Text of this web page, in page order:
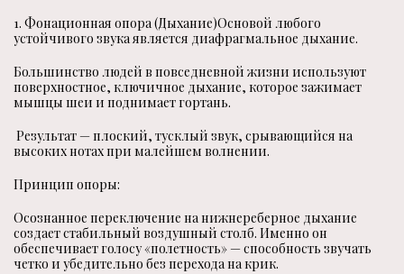
1. Фонационная опора (Дыхание)Основой любого
устойчивого звука является диафрагмальное дыхание.
Большинство людей в повседневной жизни используют
поверхностное, ключичное дыхание, которое зажимает
мышцы шеи и поднимает гортань.
Результат — плоский, тусклый звук, срывающийся на
высоких нотах при малейшем волнении.
Принцип опоры:
Осознанное переключение на нижнереберное дыхание
создает стабильный воздушный столб. Именно он
обеспечивает голосу «полетность» — способность звучать
четко и убедительно без перехода на крик.